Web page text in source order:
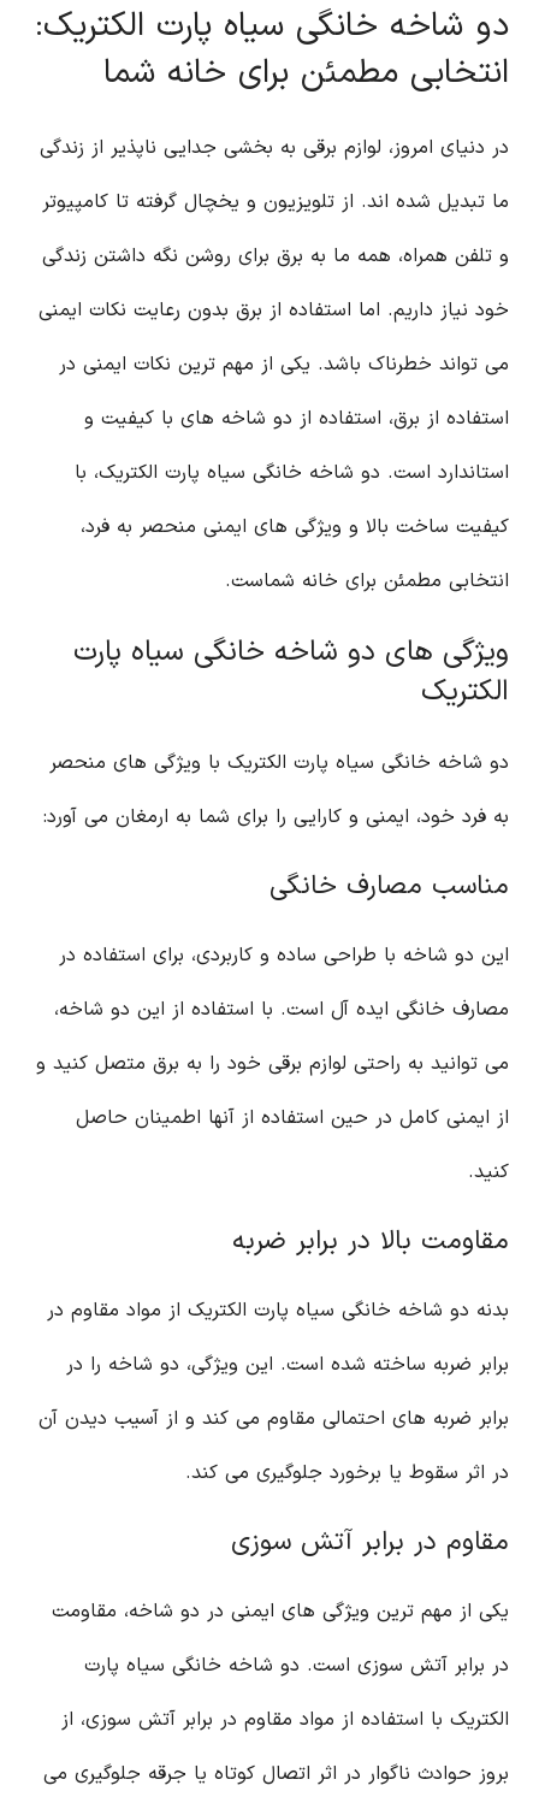
دو شاخه خانگی سیاه پارت الکتریک:
انتخابی مطمئن برای خانه شما
در دنیای امروز، لوازم برقی به بخشی جدایی ناپذیر از زندگی
ما تبدیل شده اند. از تلویزیون و یخچال گرفته تا کامپیوتر
و تلفن همراه، همه ما به برق برای روشن نگه داشتن زندگی
خود نیاز داریم. اما استفاده از برق بدون رعایت نکات ایمنی
می تواند خطرناک باشد. یکی از مهم ترین نکات ایمنی در
استفاده از برق، استفاده از دو شاخه های با کیفیت و
استاندارد است. دو شاخه خانگی سیاه پارت الکتریک، با
کیفیت ساخت بالا و ویژگی های ایمنی منحصر به فرد،
انتخابی مطمئن برای خانه شماست.
ویژگی های دو شاخه خانگی سیاه پارت
الکتریک
دو شاخه خانگی سیاه پارت الکتریک با ویژگی های منحصر
به فرد خود، ایمنی و کارایی را برای شما به ارمغان می آورد:
مناسب مصارف خانگی
این دو شاخه با طراحی ساده و کاربردی، برای استفاده در
مصارف خانگی ایده آل است. با استفاده از این دو شاخه،
می توانید به راحتی لوازم برقی خود را به برق متصل کنید و
از ایمنی کامل در حین استفاده از آنها اطمینان حاصل
کنید.
مقاومت بالا در برابر ضربه
بدنه دو شاخه خانگی سیاه پارت الکتریک از مواد مقاوم در
برابر ضربه ساخته شده است. این ویژگی، دو شاخه را در
برابر ضربه های احتمالی مقاوم می کند و از آسیب دیدن آن
در اثر سقوط یا برخورد جلوگیری می کند.
مقاوم در برابر آتش سوزی
یکی از مهم ترین ویژگی های ایمنی در دو شاخه، مقاومت
در برابر آتش سوزی است. دو شاخه خانگی سیاه پارت
الکتریک با استفاده از مواد مقاوم در برابر آتش سوزی، از
بروز حوادث ناگوار در اثر اتصال کوتاه یا جرقه جلوگیری می